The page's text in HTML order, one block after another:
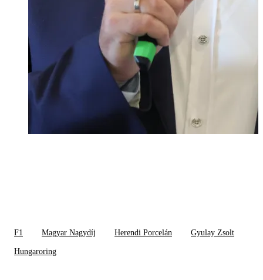
F1 Magyar Nagydíj Herendi Porcelán Gyulay Zsolt
Hungaroring